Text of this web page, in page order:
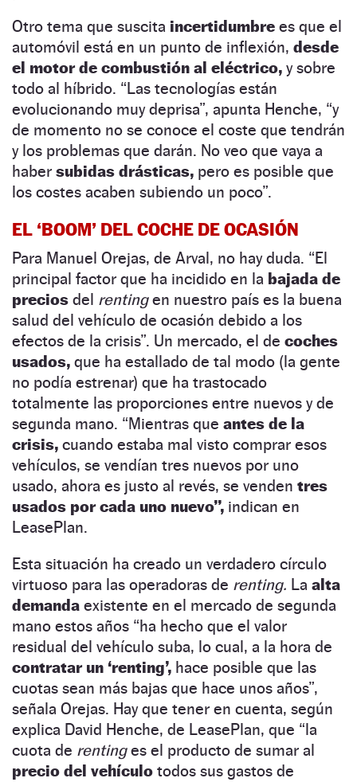
Otro tema que suscita incertidumbre es que el
automóvil está en un punto de inflexión, desde
el motor de combustión al eléctrico, y sobre
todo al híbrido. “Las tecnologías están
evolucionando muy deprisa”, apunta Henche, “y
de momento no se conoce el coste que tendrán
y los problemas que darán. No veo que vaya a
haber subidas drásticas, pero es posible que
los costes acaben subiendo un poco”.
EL ‘BOOM’ DEL COCHE DE OCASIÓN
Para Manuel Orejas, de Arval, no hay duda. “El
principal factor que ha incidido en la bajada de
precios del rentingen nuestro país es la buena
salud del vehícu­lo de ocasión debido a los
efectos de la crisis”. Un mercado, el de coches
usados, que ha estallado de tal modo (la gente
no podía estrenar) que ha trastocado
totalmente las proporciones entre nuevos y de
segunda mano. “Mientras que antes de la
crisis, cuando estaba mal visto comprar esos
vehículos, se vendían tres nuevos por uno
usado, ahora es justo al revés, se venden tres
usados por cada uno nuevo”, indican en
LeasePlan.
Esta situación ha creado un verdadero círculo
virtuoso para las operadoras de renting. La alta
demanda existente en el mercado de segunda
mano estos años “ha hecho que el valor
residual del vehículo suba, lo cual, a la hora de
contratar un ‘renting’, hace posible que las
cuotas sean más bajas que hace unos años”,
señala Orejas. Hay que tener en cuenta, según
explica David Henche, de LeasePlan, que “la
cuota de rentinges el producto de sumar al
precio del vehículo todos sus gastos de